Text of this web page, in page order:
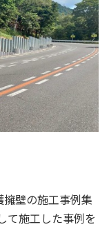
壁の施工事例集
て施工した事例を